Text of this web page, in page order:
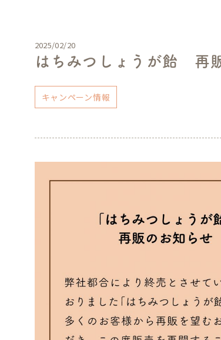
2025/02/20
はちみつしょうが飴 再
キャンペーン情報